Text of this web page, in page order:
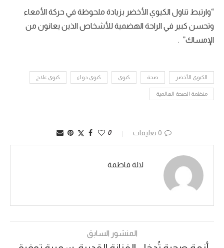
“وارتبط تناول الكيوي الأخضر بزيادة ملحوظة في حركة الأمعاء
وتحسن كبير في الراحة الهضمية للأشخاص الذين يعانون من
الإمساك” .
الكيوي الأخضر صحة كيوي كيوي دواء كيوي علاج
منظمة الصحة العالمية
0 تعليقات 0
لالة فاطمة
المنشور السابق